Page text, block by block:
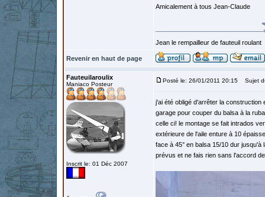
Amicalement à tous Jean-Claude
Jean le rempailleur de fauteuil roulant
Revenir en haut de page
Fauteuilaroulix
Maniaco Posteur
Inscrit le: 01 Déc 2007
Posté le: 26/01/2011 20:15 Sujet
j'ai été obligé d'arrêter la construction
garage pour couper du balsa à la
celle ci! le montage se fait intrados
extérieure de l'aile enture à 10
face à 45° en balsa 15/10 dur
prévus et ne fais rien sans l'accord